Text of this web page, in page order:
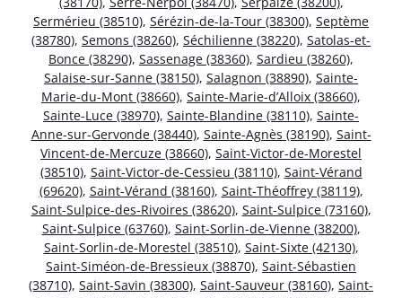
Sermérieu (38510), Sérézin-de-la-Tour (38300), Septème
(38780), Semons (38260), Séchilienne (38220), Satolas-et-
Bonce (38290), Sassenage (38360), Sardieu (38260),
Salaise-sur-Sanne (38150), Salagnon (38890), Sainte-
Marie-du-Mont (38660), Sainte-Marie-d’Alloix (38660),
Sainte-Luce (38970), Sainte-Blandine (38110), Sainte-
Anne-sur-Gervonde (38440), Sainte-Agnès (38190), Saint-
Vincent-de-Mercuze (38660), Saint-Victor-de-Morestel
(38510), Saint-Victor-de-Cessieu (38110), Saint-Vérand
(69620), Saint-Vérand (38160), Saint-Théoffrey (38119),
Saint-Sulpice-des-Rivoires (38620), Saint-Sulpice (73160),
Saint-Sulpice (63760), Saint-Sorlin-de-Vienne (38200),
Saint-Sorlin-de-Morestel (38510), Saint-Sixte (42130),
Saint-Siméon-de-Bressieux (38870), Saint-Sébastien
(38710), Saint-Savin (38300), Saint-Sauveur (38160), Saint-